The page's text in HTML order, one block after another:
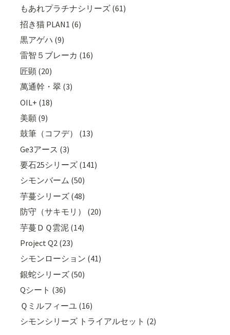
もあれプラチナシリーズ (61)
招き猫 PLAN1 (6)
黒アゲハ (9)
雷智５ブレーカ (16)
匠顕 (20)
萬通幹・翠 (3)
OIL+ (18)
美願 (9)
鼓筆（コフデ） (13)
Ge3アース (3)
要石25シリーズ (141)
シモンバーム (50)
芋蔓シリーズ (48)
防守（サキモリ） (20)
芋蔓ＤＱ雲泥 (14)
Project Q2 (23)
シモンローション (41)
銀蛇シリーズ (50)
Qシート (36)
Ｑミルフィーユ (16)
シモンシリーズ トライアルセット (2)